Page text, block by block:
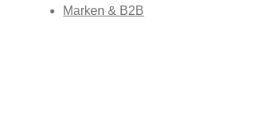
Marken & B2B